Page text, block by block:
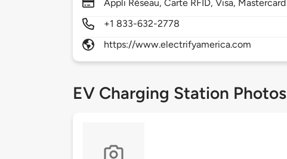
Appli Réseau, Carte RFID, Visa, Mastercard
+1 833-632-2778
https://www.electrifyamerica.com
EV Charging Station Photos